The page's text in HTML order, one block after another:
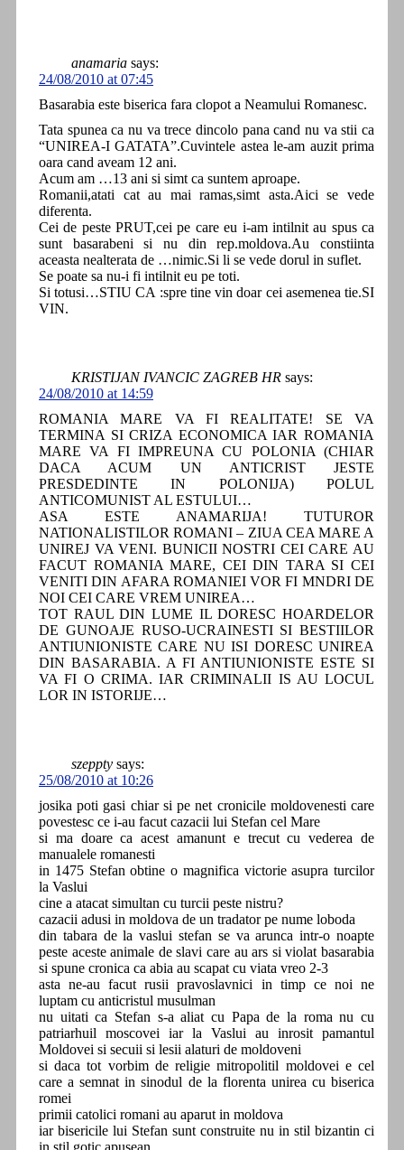
anamaria says:
24/08/2010 at 07:45
Basarabia este biserica fara clopot a Neamului Romanesc.
Tata spunea ca nu va trece dincolo pana cand nu va stii ca
“UNIREA-I GATATA”.Cuvintele astea le-am auzit prima
oara cand aveam 12 ani.
Acum am …13 ani si simt ca suntem aproape.
Romanii,atati cat au mai ramas,simt asta.Aici se vede
diferenta.
Cei de peste PRUT,cei pe care eu i-am intilnit au spus ca
sunt basarabeni si nu din rep.moldova.Au constiinta
aceasta nealterata de …nimic.Si li se vede dorul in suflet.
Se poate sa nu-i fi intilnit eu pe toti.
Si totusi…STIU CA :spre tine vin doar cei asemenea tie.SI
VIN.
KRISTIJAN IVANCIC ZAGREB HR says:
24/08/2010 at 14:59
ROMANIA MARE VA FI REALITATE! SE VA
TERMINA SI CRIZA ECONOMICA IAR ROMANIA
MARE VA FI IMPREUNA CU POLONIA (CHIAR
DACA ACUM UN ANTICRIST JESTE
PRESDEDINTE IN POLONIJA) POLUL
ANTICOMUNIST AL ESTULUI…
ASA ESTE ANAMARIJA! TUTUROR
NATIONALISTILOR ROMANI – ZIUA CEA MARE A
UNIREJ VA VENI. BUNICII NOSTRI CEI CARE AU
FACUT ROMANIA MARE, CEI DIN TARA SI CEI
VENITI DIN AFARA ROMANIEI VOR FI MNDRI DE
NOI CEI CARE VREM UNIREA…
TOT RAUL DIN LUME IL DORESC HOARDELOR
DE GUNOAJE RUSO-UCRAINESTI SI BESTIILOR
ANTIUNIONISTE CARE NU ISI DORESC UNIREA
DIN BASARABIA. A FI ANTIUNIONISTE ESTE SI
VA FI O CRIMA. IAR CRIMINALII IS AU LOCUL
LOR IN ISTORIJE…
szeppty says:
25/08/2010 at 10:26
josika poti gasi chiar si pe net cronicile moldovenesti care
povestesc ce i-au facut cazacii lui Stefan cel Mare
si ma doare ca acest amanunt e trecut cu vederea de
manualele romanesti
in 1475 Stefan obtine o magnifica victorie asupra turcilor
la Vaslui
cine a atacat simultan cu turcii peste nistru?
cazacii adusi in moldova de un tradator pe nume loboda
din tabara de la vaslui stefan se va arunca intr-o noapte
peste aceste animale de slavi care au ars si violat basarabia
si spune cronica ca abia au scapat cu viata vreo 2-3
asta ne-au facut rusii pravoslavnici in timp ce noi ne
luptam cu anticristul musulman
nu uitati ca Stefan s-a aliat cu Papa de la roma nu cu
patriarhuil moscovei iar la Vaslui au inrosit pamantul
Moldovei si secuii si lesii alaturi de moldoveni
si daca tot vorbim de religie mitropolitil moldovei e cel
care a semnat in sinodul de la florenta unirea cu biserica
romei
primii catolici romani au aparut in moldova
iar bisericile lui Stefan sunt construite nu in stil bizantin ci
in stil gotic apusean